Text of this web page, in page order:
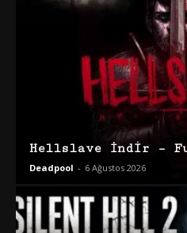
Hellslave İndir –
Deadpool - 6 Ağustos 2026